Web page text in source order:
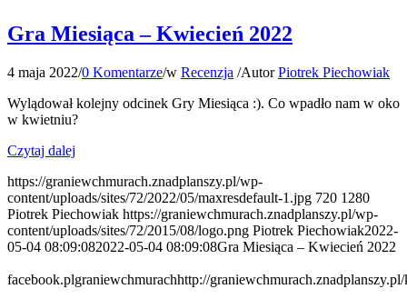
Gra Miesiąca – Kwiecień 2022
4 maja 2022/0 Komentarze/w Recenzja /AutorPiotrek Piechowiak
Wylądował kolejny odcinek Gry Miesiąca :). Co wpadło nam w oko
w kwietniu?
Czytaj dalej
https://graniewchmurach.znadplanszy.pl/wp-
content/uploads/sites/72/2022/05/maxresdefault-1.jpg 720 1280
Piotrek Piechowiak https://graniewchmurach.znadplanszy.pl/wp-
content/uploads/sites/72/2015/08/logo.png Piotrek Piechowiak2022-
05-04 08:09:082022-05-04 08:09:08Gra Miesiąca – Kwiecień 2022
facebook.plgraniewchmurachhttp://